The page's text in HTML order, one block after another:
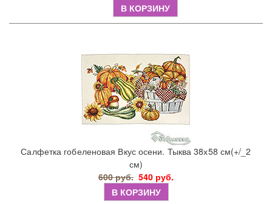
В КОРЗИНУ
Салфетка гобеленовая Вкус осени. Тыква 38х58 см(+/_2
см)
600 руб. 540 руб.
В КОРЗИНУ